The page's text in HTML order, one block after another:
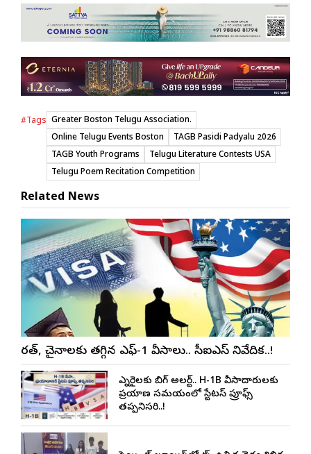
#Tags Greater Boston Telugu Association.
Online Telugu Events Boston
TAGB Pasidi Padyalu 2026
TAGB Youth Programs
Telugu Literature Contests USA
Telugu Poem Recitation Competition
Related News
భారత్, చైనాలకు తగ్గిన ఎఫ్-1 వీసాలు.. సీఐఎస్ నివేదిక..!
ఎన్నారైలకు బిగ్ అలర్ట్.. H-1B వీసాదారులకు
ప్రయాణ సమయంలో స్టేటస్ ప్రూఫ్స్
తప్పనిసరి..!